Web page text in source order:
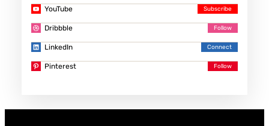
YouTube
Dribbble
LinkedIn
Pinterest